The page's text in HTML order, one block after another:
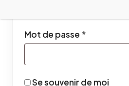
Mot de passe *
Se souvenir de moi